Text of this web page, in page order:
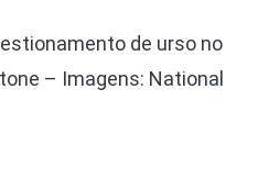
de urso no
– Imagens: National